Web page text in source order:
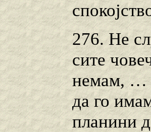
276. Не
сите
немам, …
да го
планини